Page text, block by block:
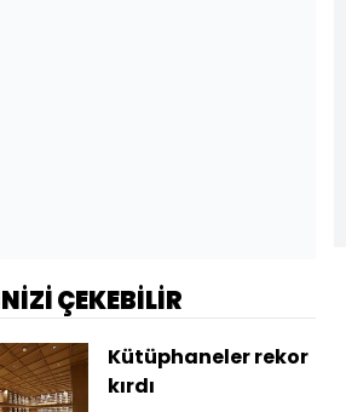
ÇEKEBİLİR
Kütüphaneler rekor
kırdı